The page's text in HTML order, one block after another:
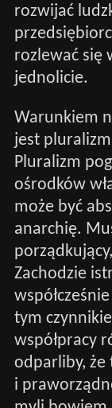
rozwijać
rozlewać się
jednolicie.
Warunkiem
jest
Pluralizm
ośrodków
może być
anarchię.
Zachodzie
tym
współpracy
odparliby, że
i